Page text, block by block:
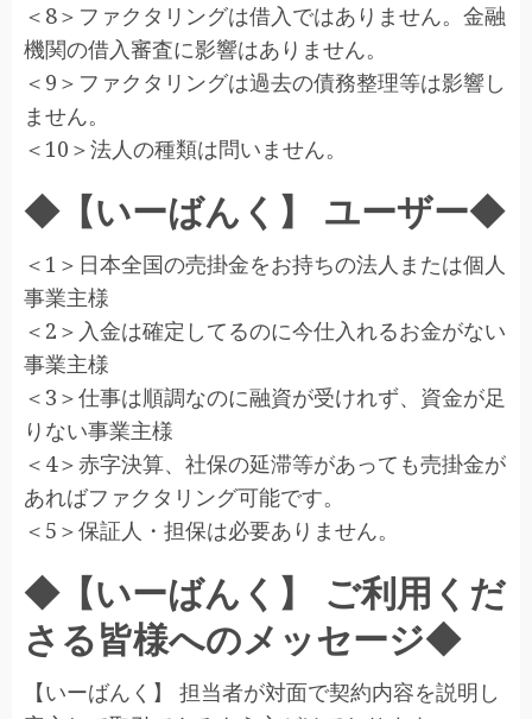
＜8＞ファクタリングは借入ではありません。金融
機関の借入審査に影響はありません。
＜9＞ファクタリングは過去の債務整理等は影響し
ません。
＜10＞法人の種類は問いません。
◆【いーばんく】 ユーザー◆
＜1＞日本全国の売掛金をお持ちの法人または個人
事業主様
＜2＞入金は確定してるのに今仕入れるお金がない
事業主様
＜3＞仕事は順調なのに融資が受けれず、資金が足
りない事業主様
＜4＞赤字決算、社保の延滞等があっても売掛金が
あればファクタリング可能です。
＜5＞保証人・担保は必要ありません。
◆【いーばんく】 ご利用くだ
さる皆様へのメッセージ◆
【いーばんく】 担当者が対面で契約内容を説明し